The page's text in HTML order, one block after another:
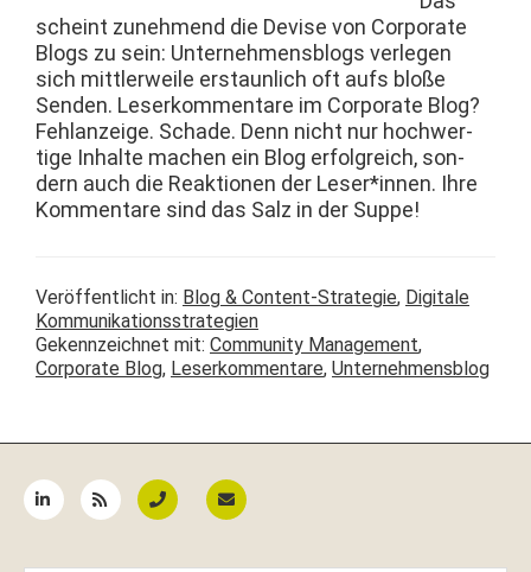
scheint zunehmend die Devise von Cor­po­rate
Blogs zu sein: Unternehmens­blogs ver­legen
sich mit­tler­weile erstaunlich oft aufs bloße
Senden. Leserkom­mentare im Cor­po­rate Blog?
Fehlanzeige. Schade. Denn nicht nur hochw­er­
tige Inhalte machen ein Blog erfol­gre­ich, son­
dern auch die Reak­tio­nen der Leser*innen. Ihre
Kom­mentare sind das Salz in der Suppe!
Veröffentlicht in: Blog & Content-Strategie, Digitale
Kommunikationsstrategien
Gekennzeichnet mit: Community Management,
Corporate Blog, Leserkommentare, Unternehmensblog